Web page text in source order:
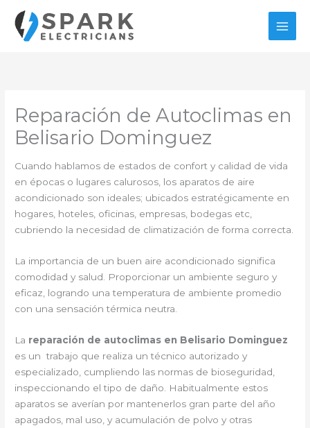
contenido
Reparación de Autoclimas en
Belisario Dominguez
Cuando hablamos de estados de confort y calidad de vida
en épocas o lugares calurosos, los aparatos de aire
acondicionado son ideales; ubicados estratégicamente en
hogares, hoteles, oficinas, empresas, bodegas etc,
cubriendo la necesidad de climatización de forma correcta.
La importancia de un buen aire acondicionado significa
comodidad y salud. Proporcionar un ambiente seguro y
eficaz, logrando una temperatura de ambiente promedio
con una sensación térmica neutra.
La reparación de autoclimas en Belisario Dominguez
es un trabajo que realiza un técnico autorizado y
especializado, cumpliendo las normas de bioseguridad,
inspeccionando el tipo de daño. Habitualmente estos
aparatos se averían por mantenerlos gran parte del año
apagados, mal uso, y acumulación de polvo y otras